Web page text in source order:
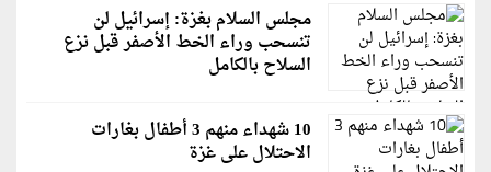
مجلس السلام بغزة: إسرائيل لن
تنسحب وراء الخط الأصفر قبل نزع
السلاح بالكامل
10 شهداء منهم 3 أطفال بغارات
الاحتلال على غزة